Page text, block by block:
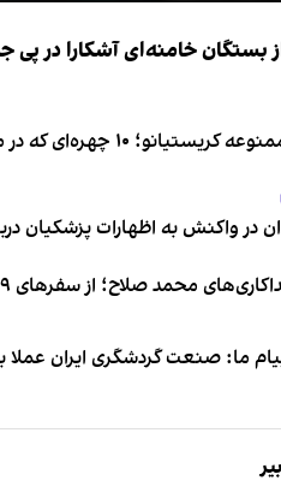
بستگان خامنه‌ای آشکارا در
چهره‌ای که در مراسم عروسی رونالدو و جورجینا جایی ندارند
در واکنش به اظهارات پزشکیان
محمد صلاح؛ از سفرهای ۹ ساعته تا خوابیدن زیر آسمان قاهره
ما: صنعت گردشگری ایران